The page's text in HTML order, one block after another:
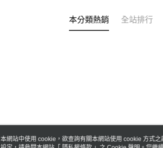
本分類熱銷 全站排行
本網站中使用 cookie，欲查詢有關本網站使用 cookie 方式